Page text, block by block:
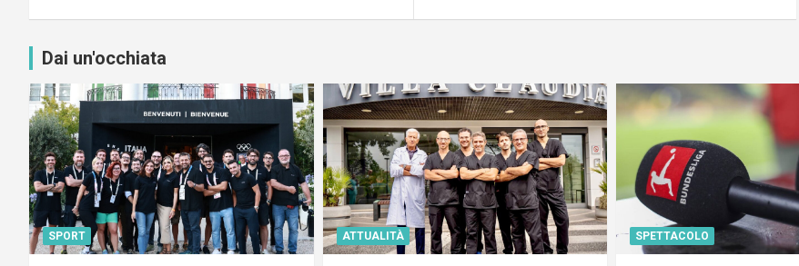
Dai un'occhiata
SPORT ATTUALITÀ SPETTACOLO